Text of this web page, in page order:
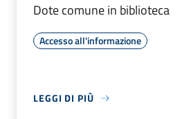
Dote comune in biblioteca
Accesso all'informazione
LEGGI DI PIÙ